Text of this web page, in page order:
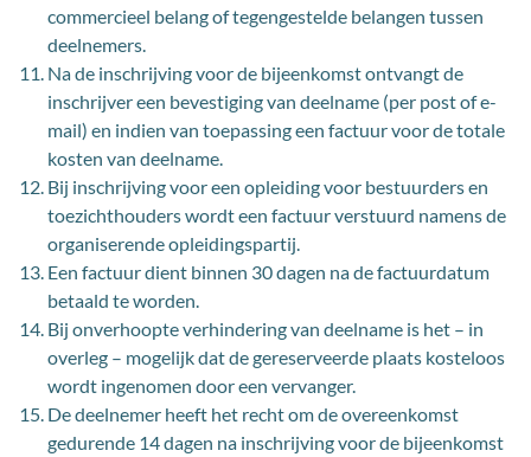
commercieel belang of tegengestelde belangen tussen
deelnemers.
Na de inschrijving voor de bijeenkomst ontvangt de
inschrijver een bevestiging van deelname (per post of e-
mail) en indien van toepassing een factuur voor de totale
kosten van deelname.
Bij inschrijving voor een opleiding voor bestuurders en
toezichthouders wordt een factuur verstuurd namens de
organiserende opleidingspartij.
Een factuur dient binnen 30 dagen na de factuurdatum
betaald te worden.
Bij onverhoopte verhindering van deelname is het – in
overleg – mogelijk dat de gereserveerde plaats kosteloos
wordt ingenomen door een vervanger.
De deelnemer heeft het recht om de overeenkomst
gedurende 14 dagen na inschrijving voor de bijeenkomst